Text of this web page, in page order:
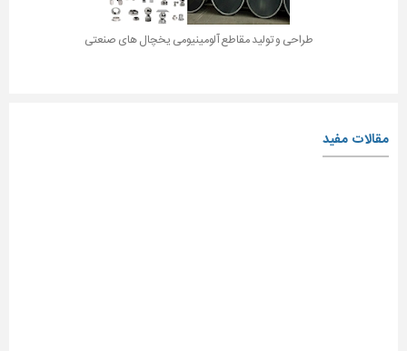
طراحی و تولید مقاطع آلومینیومی یخچال های صنعتی
مقالات مفید